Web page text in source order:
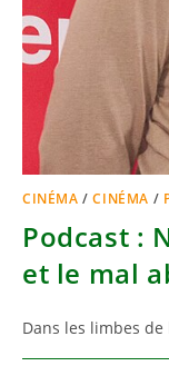
CINÉMA /CINÉMA /
Podcast :
et le mal
Dans les limbes